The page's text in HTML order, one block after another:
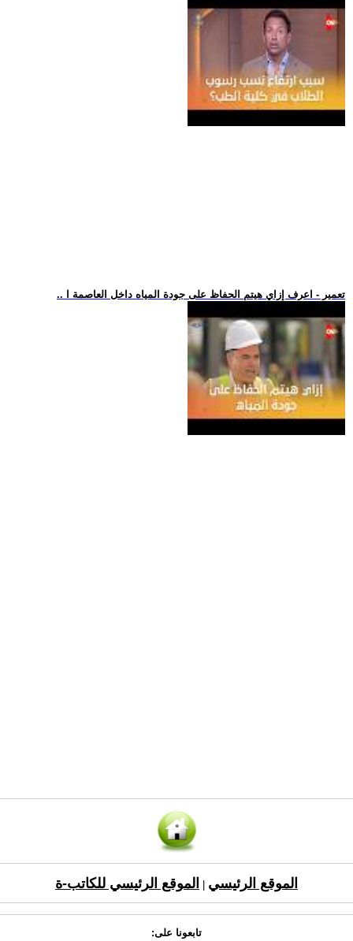
.. تعمير - اعرف إزاي هيتم الحفاظ على جودة المياه داخل العاصمة ا
الموقع الرئيسي الموقع الرئيسي للكاتب-ة
تابعونا على: